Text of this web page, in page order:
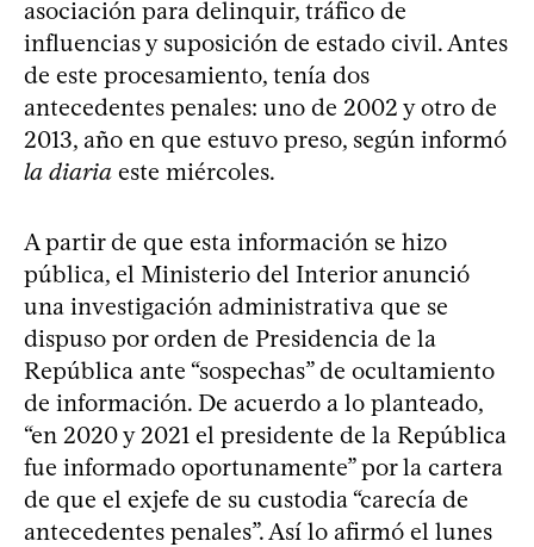
asociación para delinquir, tráfico de
influencias y suposición de estado civil. Antes
de este procesamiento, tenía dos
antecedentes penales: uno de 2002 y otro de
2013, año en que estuvo preso, según informó
la diaria este miércoles.
A partir de que esta información se hizo
pública, el Ministerio del Interior anunció
una investigación administrativa que se
dispuso por orden de Presidencia de la
República ante “sospechas” de ocultamiento
de información. De acuerdo a lo planteado,
“en 2020 y 2021 el presidente de la República
fue informado oportunamente” por la cartera
de que el exjefe de su custodia “carecía de
antecedentes penales”. Así lo afirmó el lunes